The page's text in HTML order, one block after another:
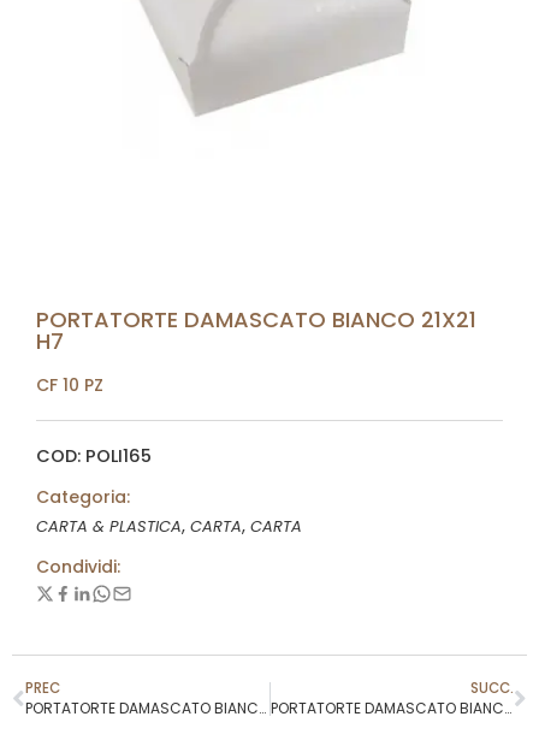
PORTATORTE DAMASCATO BIANCO 21X21
H7
CF 10 PZ
COD: POLI165
Categoria:
CARTA & PLASTICA, CARTA, CARTA
Condividi:
PREC
PORTATORTE DAMASCATO BIANCO 19X19 H7
SUCC.
PORTATORTE DAMASCATO BIANCO 25X25 H7